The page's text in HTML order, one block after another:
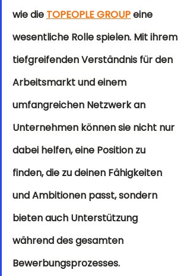
wie die TOPEOPLE GROUPeine
wesentliche Rolle spielen. Mit ihrem
tiefgreifenden Verständnis für den
Arbeitsmarkt und einem
umfangreichen Netzwerk an
Unternehmen können sie nicht nur
dabei helfen, eine Position zu
finden, die zu deinen Fähigkeiten
und Ambitionen passt, sondern
bieten auch Unterstützung
während des gesamten
Bewerbungsprozesses.